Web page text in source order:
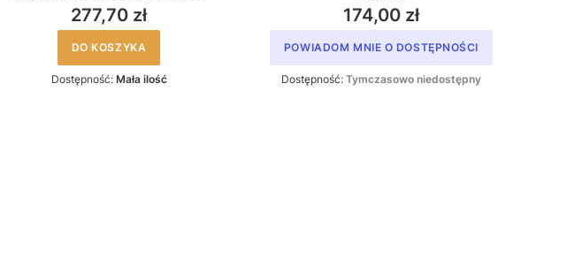
277,70 zł
DO KOSZYKA
Dostępność: Mała ilość
174,00 zł
POWIADOM MNIE O DOSTĘPNOŚCI
Dostępność: Tymczasowo niedostępny